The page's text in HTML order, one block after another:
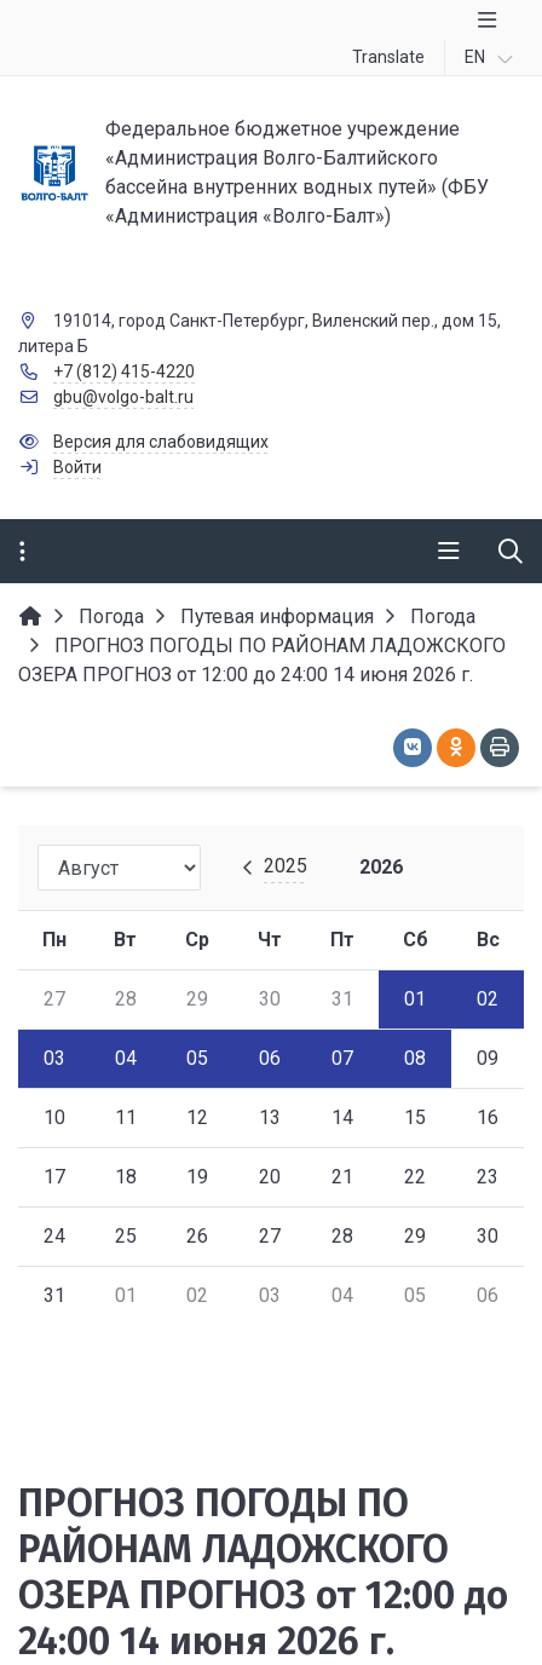
Translate EN
Федеральное бюджетное учреждение
«Администрация Волго-Балтийского
бассейна внутренних водных путей» (ФБУ
«Администрация «Волго-Балт»)
191014, город Санкт-Петербург, Виленский пер., дом 15,
литера Б
+7 (812) 415-4220
gbu@volgo-balt.ru
Версия для слабовидящих
Войти
Погода Путевая информация
Погода
ПРОГНОЗ ПОГОДЫ ПО РАЙОНАМ ЛАДОЖСКОГО
ОЗЕРА ПРОГНОЗ от 12:00 до 24:00 14 июня 2026 г.
2025 2026
Пн Вт Ср Чт Пт Сб Вс
27 28 29 30 31 01 02
03 04 05 06 07 08 09
10 11 12 13 14 15 16
17 18 19 20 21 22 23
24 25 26 27 28 29 30
31 01 02 03 04 05 06
ПРОГНОЗ ПОГОДЫ ПО
РАЙОНАМ ЛАДОЖСКОГО
ОЗЕРА ПРОГНОЗ от 12:00 до
24:00 14 июня 2026 г.